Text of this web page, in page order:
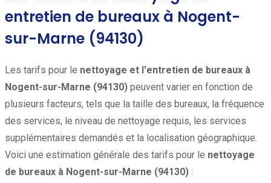
entretien de bureaux à Nogent-
sur-Marne (94130)
Les tarifs pour le nettoyage et l'entretien de bureaux à
Nogent-sur-Marne (94130) peuvent varier en fonction de
plusieurs facteurs, tels que la taille des bureaux, la fréquence
des services, le niveau de nettoyage requis, les services
supplémentaires demandés et la localisation géographique.
Voici une estimation générale des tarifs pour le nettoyage
de bureaux à Nogent-sur-Marne (94130) :